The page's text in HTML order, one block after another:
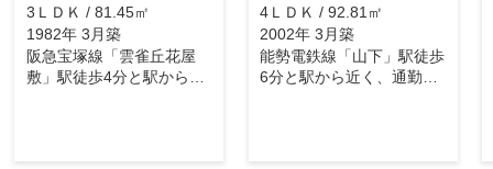
3ＬＤＫ / 81.45㎡
1982年 3月築
阪急宝塚線「雲雀丘花屋
敷」駅徒歩4分と駅から近
4ＬＤＫ / 92.81㎡
2002年 3月築
能勢電鉄線「山下」駅徒歩
6分と駅から近く、通勤や